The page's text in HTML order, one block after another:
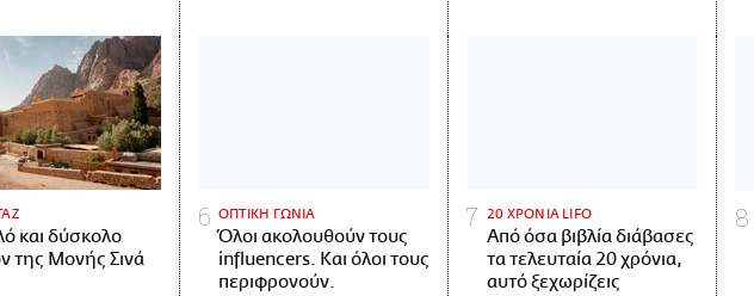
και δύσκολο
της Μονής Σινά
ΟΠΤΙΚΗ ΓΩΝΙΑ
Όλοι ακολουθούν τους
influencers. Και όλοι τους
περιφρονούν.
20 ΧΡΟΝΙΑ LIFO
Από όσα βιβλία διάβασες
τα τελευταία 20 χρόνια,
αυτό ξεχωρίζεις